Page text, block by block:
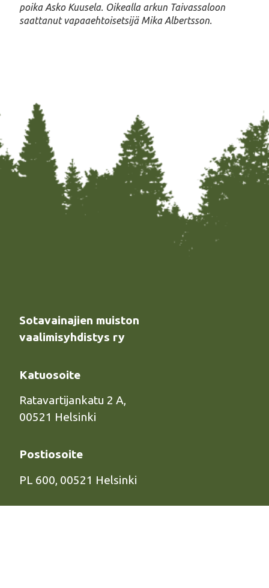
poika Asko Kuusela. Oikealla arkun Taivassaloon
saattanut vapaaehtoisetsijä Mika Albertsson.
Sotavainajien muiston
vaalimisyhdistys ry
Katuosoite
Ratavartijankatu 2 A,
00521 Helsinki
Postiosoite
PL 600, 00521 Helsinki